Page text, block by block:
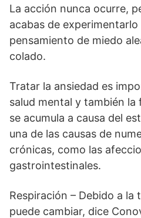
La acción nunca ocurre,
acabas de
pensamiento de miedo
colado.
Tratar la ansiedad es
salud mental y también la
se acumula a causa del
una de las causas de
crónicas, como las
gastrointestinales.
Respiración – Debido a la
puede cambiar, dice